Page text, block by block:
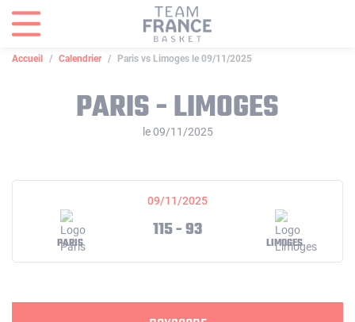
Accueil Calendrier Paris vs Limoges le 09/11/2025
PARIS - LIMOGES
le 09/11/2025
09/11/2025
PARIS
115 - 93
LIMOGES
Panneau de gestion des cookies